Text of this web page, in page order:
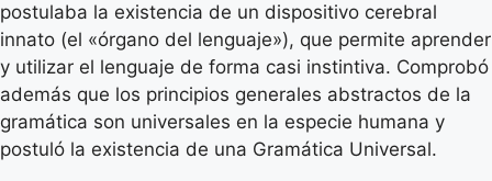
postulaba la existencia de un dispositivo cerebral
innato (el «órgano del lenguaje»), que permite aprender
y utilizar el lenguaje de forma casi instintiva. Comprobó
además que los principios generales abstractos de la
gramática son universales en la especie humana y
postuló la existencia de una Gramática Universal.